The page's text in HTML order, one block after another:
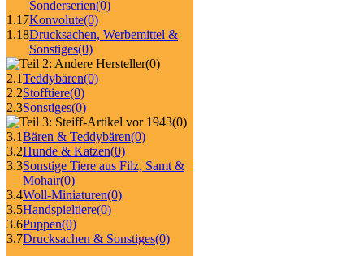
Sonderserien(0)
1.17Konvolute(0)
1.18Drucksachen, Werbemittel &
Sonstiges(0)
(0)
2.1Teddybären(0)
2.2Stofftiere(0)
2.3Sonstiges(0)
(0)
3.1Bären & Teddybären(0)
3.2Hunde & Katzen(0)
3.3Sonstige Tiere aus Filz, Samt &
Mohair(0)
3.4Woll-Miniaturen(0)
3.5Handspieltiere(0)
3.6Puppen(0)
3.7Drucksachen & Sonstiges(0)